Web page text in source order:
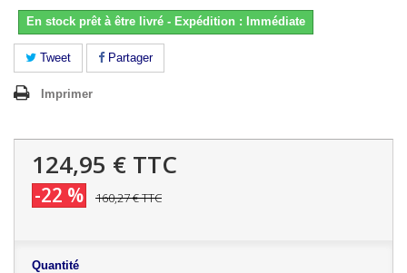
En stock prêt à être livré - Expédition : Immédiate
Tweet Partager
Imprimer
124,95 € TTC
-22 % 160,27 €TTC
Quantité